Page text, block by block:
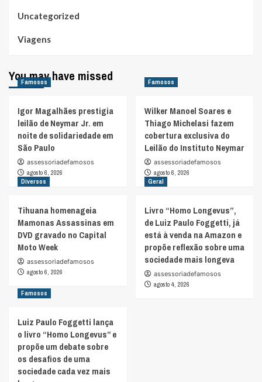
Uncategorized
Viagens
You may have missed
Famosos
Igor Magalhães prestigia
leilão de Neymar Jr. em
noite de solidariedade em
São Paulo
assessoriadefamosos
agosto 6, 2026
Famosos
Wilker Manoel Soares e
Thiago Michelasi fazem
cobertura exclusiva do
Leilão do Instituto Neymar
assessoriadefamosos
agosto 6, 2026
Diversos
Tihuana homenageia
Mamonas Assassinas em
DVD gravado no Capital
Moto Week
assessoriadefamosos
agosto 6, 2026
Geral
Livro “Homo Longevus”,
de Luiz Paulo Foggetti, já
está à venda na Amazon e
propõe reflexão sobre uma
sociedade mais longeva
assessoriadefamosos
agosto 4, 2026
Famosos
Luiz Paulo Foggetti lança
o livro “Homo Longevus” e
propõe um debate sobre
os desafios de uma
sociedade cada vez mais